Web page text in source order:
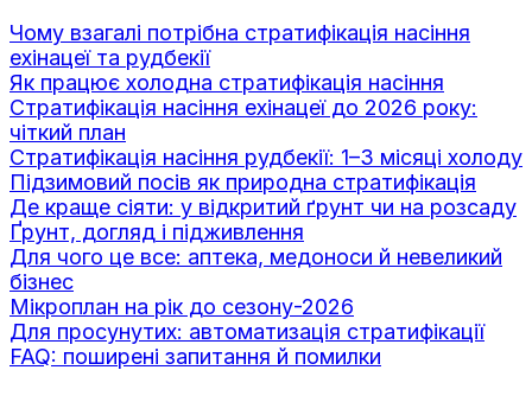
Чому взагалі потрібна стратифікація насіння
ехінацеї та рудбекії
Як працює холодна стратифікація насіння
Стратифікація насіння ехінацеї до 2026 року:
чіткий план
Стратифікація насіння рудбекії: 1–3 місяці холоду
Підзимовий посів як природна стратифікація
Де краще сіяти: у відкритий ґрунт чи на розсаду
Ґрунт, догляд і підживлення
Для чого це все: аптека, медоноси й невеликий
бізнес
Мікроплан на рік до сезону-2026
Для просунутих: автоматизація стратифікації
FAQ: поширені запитання й помилки